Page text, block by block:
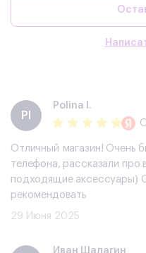
PI
Polina I.
Отличный магазин! Очень
телефона, рассказали про
подходящие аксессуары)
рекомендовать
29 Июня 2025